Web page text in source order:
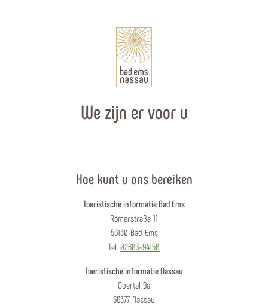
We zijn er voor u
Hoe kunt u ons bereiken
Toeristische informatie Bad Ems
Römerstraße 11
56130 Bad Ems
Tel. 02603-94150
Toeristische informatie Nassau
Obertal 9a
56377 Nassau